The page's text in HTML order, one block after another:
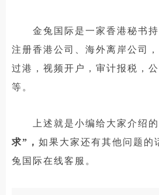
金兔国际是一家香港秘书持
注册香港公司、海外离岸公司
过港，视频开户，审计报税，
等。
上述就是小编给大家介绍的
求”， 如果大家还有其他问题的
兔国际在线客服。